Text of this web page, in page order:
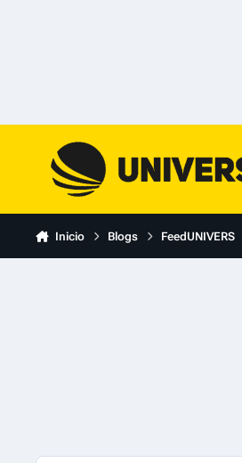
Inicio Blogs FeedUNIVERS